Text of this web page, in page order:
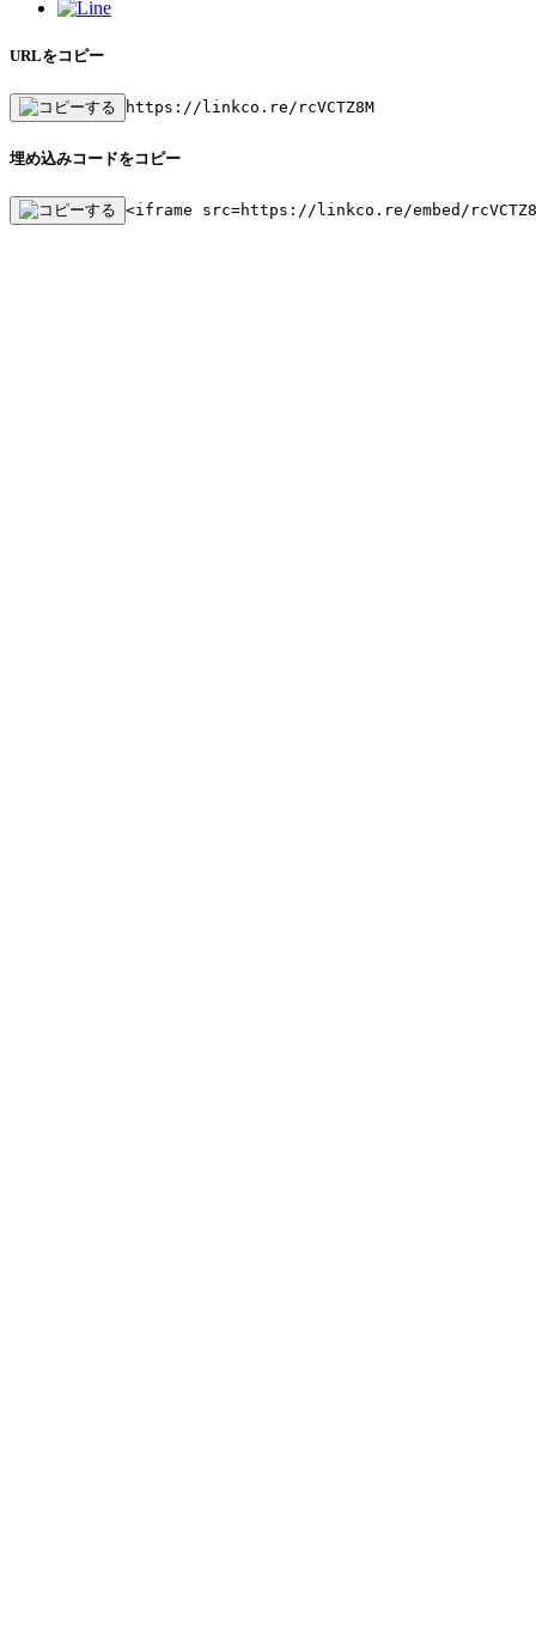
URLをコピー
https://linkco.re/rcVCTZ8M
埋め込みコードをコピー
<iframe src=https://linkco.re/embed/